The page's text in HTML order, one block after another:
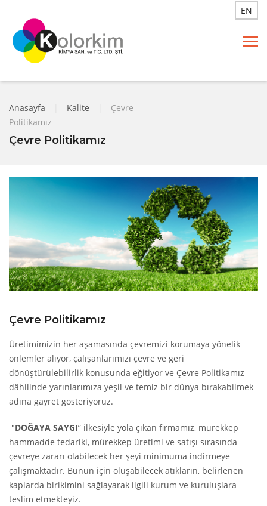
EN
Anasayfa Kalite
Çevre
Politikamız
Çevre Politikamız
Çevre Politikamız
Üretimimizin her aşamasında çevremizi korumaya yönelik
önlemler alıyor, çalışanlarımızı çevre ve geri
dönüştürülebilirlik konusunda eğitiyor ve Çevre Politikamız
dâhilinde yarınlarımıza yeşil ve temiz bir dünya bırakabilmek
adına gayret gösteriyoruz.
"DOĞAYA SAYGI” ilkesiyle yola çıkan firmamız, mürekkep
hammadde tedariki, mürekkep üretimi ve satışı sırasında
çevreye zararı olabilecek her şeyi minimuma indirmeye
çalışmaktadır. Bunun için oluşabilecek atıkların, belirlenen
kaplarda birikimini sağlayarak ilgili kurum ve kuruluşlara
teslim etmekteyiz.